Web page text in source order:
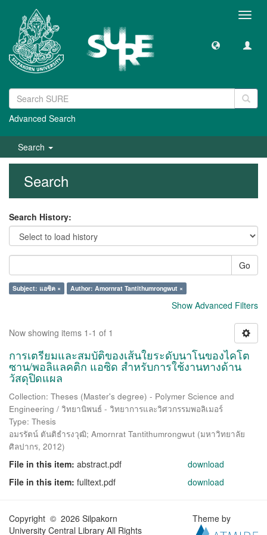
Advanced Search
Search
Search
Search History:
Go
Subject: แอซิค × Author: Amornrat Tantithumrongwut ×
Show Advanced Filters
Now showing items 1-1 of 1
การเตรียมและสมบัติของเส้นใยระดับนาโนของไคโต
ซาน/พอลิแลคติก แอซิด สำหรับการใช้งานทางด้าน
วัสดุปิดแผล
Collection: Theses (Master's degree) - Polymer Science and
Engineering / วิทยานิพนธ์ - วิทยาการและวิศวกรรมพอลิเมอร์
Type: Thesis
อมรรัตน์ ตันติธำรงวุฒิ; Amornrat Tantithumrongwut (มหาวิทยาลัย
ศิลปากร, 2012)
File in this item: abstract.pdf
download
File in this item: fulltext.pdf download
Copyright © 2026 Silpakorn
University Central Library All Rights
Theme by